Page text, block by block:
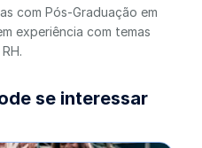
com Pós-Graduação em
experiência com temas
se interessar